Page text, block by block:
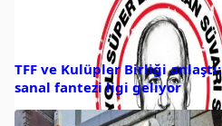
TFF ve Kulüpler Birliği anlaştı:
sanal fantezi ligi geliyor